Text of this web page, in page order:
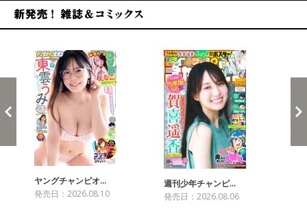
ヤングチャンピオ…
発売日：2026.08.10
週刊少年チャンピ…
発売日：2026.08.06